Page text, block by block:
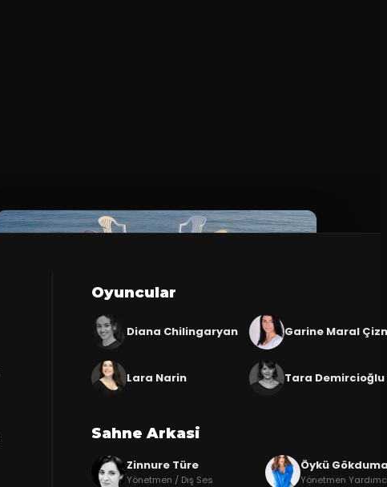
Oyuncular
Diana Chilingaryan Garine Maral
Lara Narin Tara Demircioğlu
Sahne Arkasi
Zinnure Türe
Yönetmen / Dış Ses
Öykü
Yönetmen